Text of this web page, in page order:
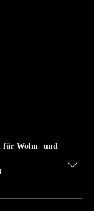
für Wohn- und